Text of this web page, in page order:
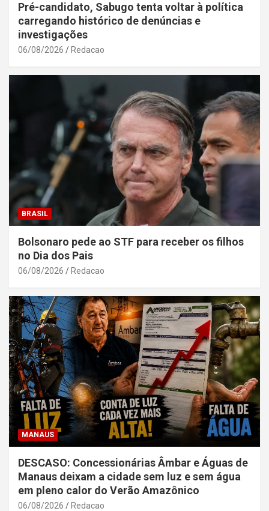
Pré-candidato, Sabugo tenta voltar à política
carregando histórico de denúncias e
investigações
06/08/2026 Redacao
BRASIL
Bolsonaro pede ao STF para receber os filhos
no Dia dos Pais
06/08/2026 Redacao
MANAUS
DESCASO: Concessionárias Âmbar e Águas de
Manaus deixam a cidade sem luz e sem água
em pleno calor do Verão Amazônico
06/08/2026 Redacao